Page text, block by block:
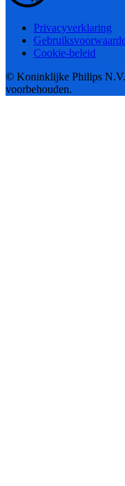
Privacyverklaring
Cookie-beleid
© Koninklijke Philips
voorbehouden.